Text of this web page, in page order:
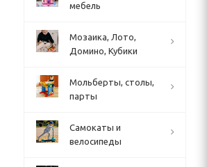
мебель
Мозаика, Лото,
Домино, Кубики
Мольберты, столы,
парты
Cамокаты и
велосипеды